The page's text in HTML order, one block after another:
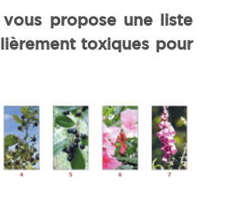
vous propose une liste
toxiques pour